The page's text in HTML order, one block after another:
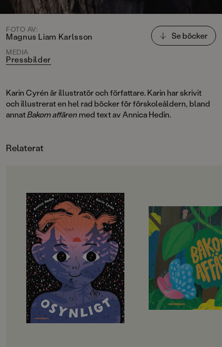
FOTO AV:
Magnus Liam Karlsson
MEDIA
Pressbilder
Se böcker
Karin Cyrén är illustratör och författare. Karin har skrivit
och illustrerat en hel rad böcker för förskoleåldern, bland
annatBakom affären med text av Annica Hedin.
Relaterat
OM BOKEN
"Det är läsning som, helt
kongenialt, ger gåshud."
Emma Holm, DNAllt som inte syns,
men ändå finns – vad är det
egentligen? Det goda i sylten och
det som knottrar huden när vi
sjunger. Osynligt! Ändå finns
det.”Jag tänker på det som inte
syns. Men ändå finns!Som värmen
under täcket. Och lukten i mammas
morgonrock.Det som kittlar när vi
hopparsyns intemen
känns!”Annica Hedin och Karin
"Bakom affären
Den syns nästan
växer där.
Kan du se den?"
En stor parkering
stormarknad.
avgaser. Men finns
Om man tittar
Följ med in i